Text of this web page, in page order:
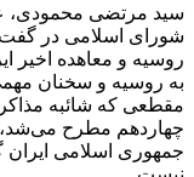
سید مرتضی محمودی،
شورای اسلامی در
روسیه و معاهده اخیر
به روسیه و سخنان
مقطعی که شائبه
چهاردهم مطرح می‌شد،
جمهوری اسلامی ایران